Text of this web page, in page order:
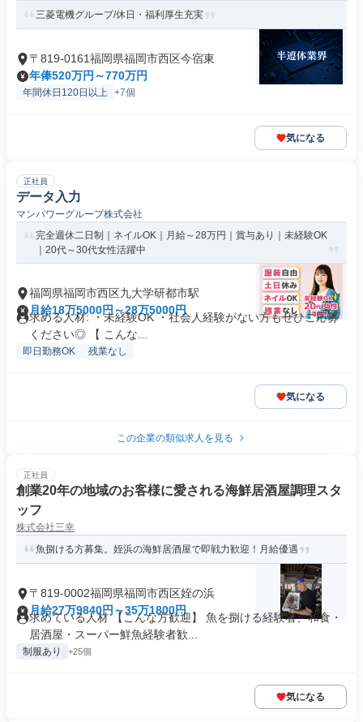
三菱電機グループ/休日・福利厚生充実
〒819-0161福岡県福岡市西区今宿東
年俸520万円～770万円
年間休日120日以上 +7個
気になる
正社員
データ入力
マンパワーグループ株式会社
完全週休二日制｜ネイルOK｜月給～28万円｜賞与あり｜未経験OK
｜20代～30代女性活躍中
福岡県福岡市西区九大学研都市駅
月給18万5000円～28万5000円
求める人材: ・未経験OK ・社会人経験がない方もぜひご応募
ください◎ 【 こんな...
即日勤務OK 残業なし
気になる
この企業の類似求人を見る
正社員
創業20年の地域のお客様に愛される海鮮居酒屋調理スタ
ッフ
株式会社三幸
魚捌ける方募集。姪浜の海鮮居酒屋で即戦力歓迎！月給優遇
〒819-0002福岡県福岡市西区姪の浜
月給27万9840円～35万1800円
求めている人材 【こんな方歓迎】 魚を捌ける経験者、和食・
居酒屋・スーパー鮮魚経験者歓...
制服あり +25個
気になる